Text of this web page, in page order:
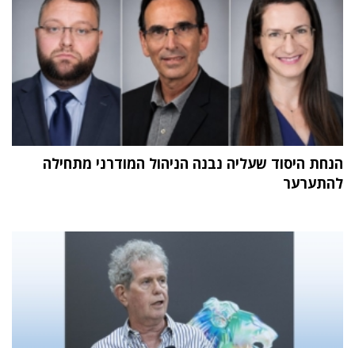
הנחת היסוד שעליה נבנה הניהול המודרני מתחילה
להתערער